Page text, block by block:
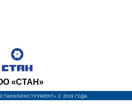
«СТАН»
С 2019 ГОДА